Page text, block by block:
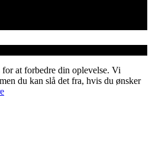
at forbedre din oplevelse. Vi
du kan slå det fra, hvis du ønsker